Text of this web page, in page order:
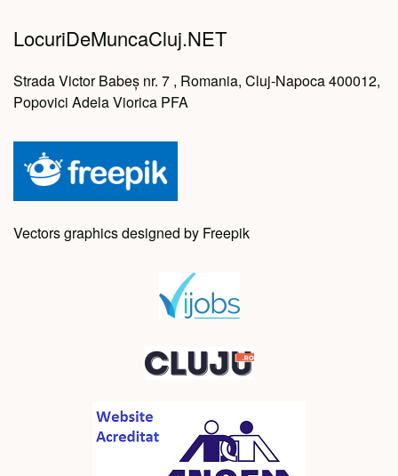
LocuriDeMuncaCluj.NET
Strada Victor Babeș nr. 7 , Romania, Cluj-Napoca 400012,
Popovici Adela Viorica PFA
Vectors graphics designed by Freepik